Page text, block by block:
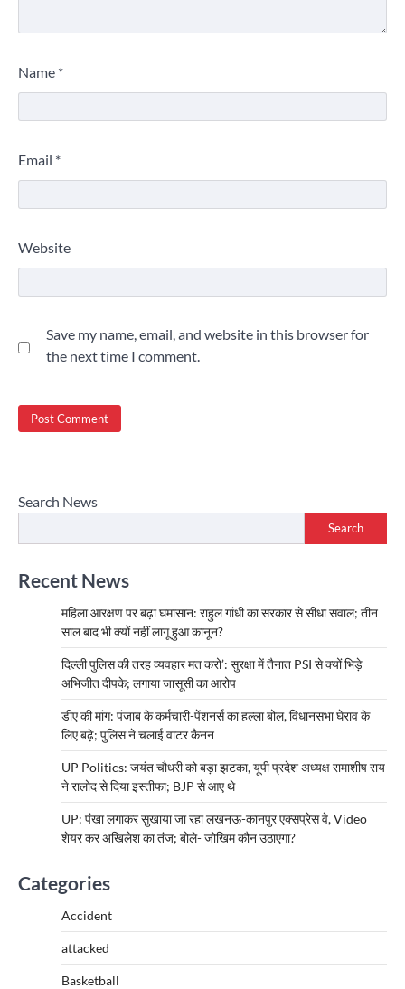
Name *
Email *
Website
Save my name, email, and website in this browser for
the next time I comment.
Search News
Search
Recent News
महिला आरक्षण पर बढ़ा घमासान: राहुल गांधी का सरकार से सीधा सवाल; तीन
साल बाद भी क्यों नहीं लागू हुआ कानून?
दिल्ली पुलिस की तरह व्यवहार मत करो’: सुरक्षा में तैनात PSI से क्यों भिड़े
अभिजीत दीपके; लगाया जासूसी का आरोप
डीए की मांग: पंजाब के कर्मचारी-पेंशनर्स का हल्ला बोल, विधानसभा घेराव के
लिए बढ़े; पुलिस ने चलाई वाटर कैनन
UP Politics: जयंत चौधरी को बड़ा झटका, यूपी प्रदेश अध्यक्ष रामाशीष राय
ने रालोद से दिया इस्तीफा; BJP से आए थे
UP: पंखा लगाकर सुखाया जा रहा लखनऊ-कानपुर एक्सप्रेस वे, Video
शेयर कर अखिलेश का तंज; बोले- जोखिम कौन उठाएगा?
Categories
Accident
attacked
Basketball